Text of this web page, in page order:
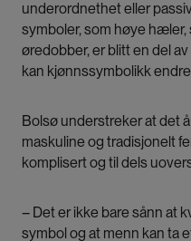
underordnethet eller
symboler, som høye hæler,
øredobber, er blitt en del
kan kjønnssymbolikk
Bolsø understreker at det
maskuline og tradisjonelt
komplisert og til dels
– Det er ikke bare sånn at
symbol og at menn kan ta